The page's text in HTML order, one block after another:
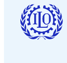
LANGUAGE
ASSET TYPE